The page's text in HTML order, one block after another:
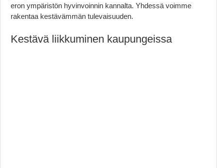
eron ympäristön hyvinvoinnin kannalta. Yhdessä voimme
rakentaa kestävämmän tulevaisuuden.
Kestävä liikkuminen kaupungeissa